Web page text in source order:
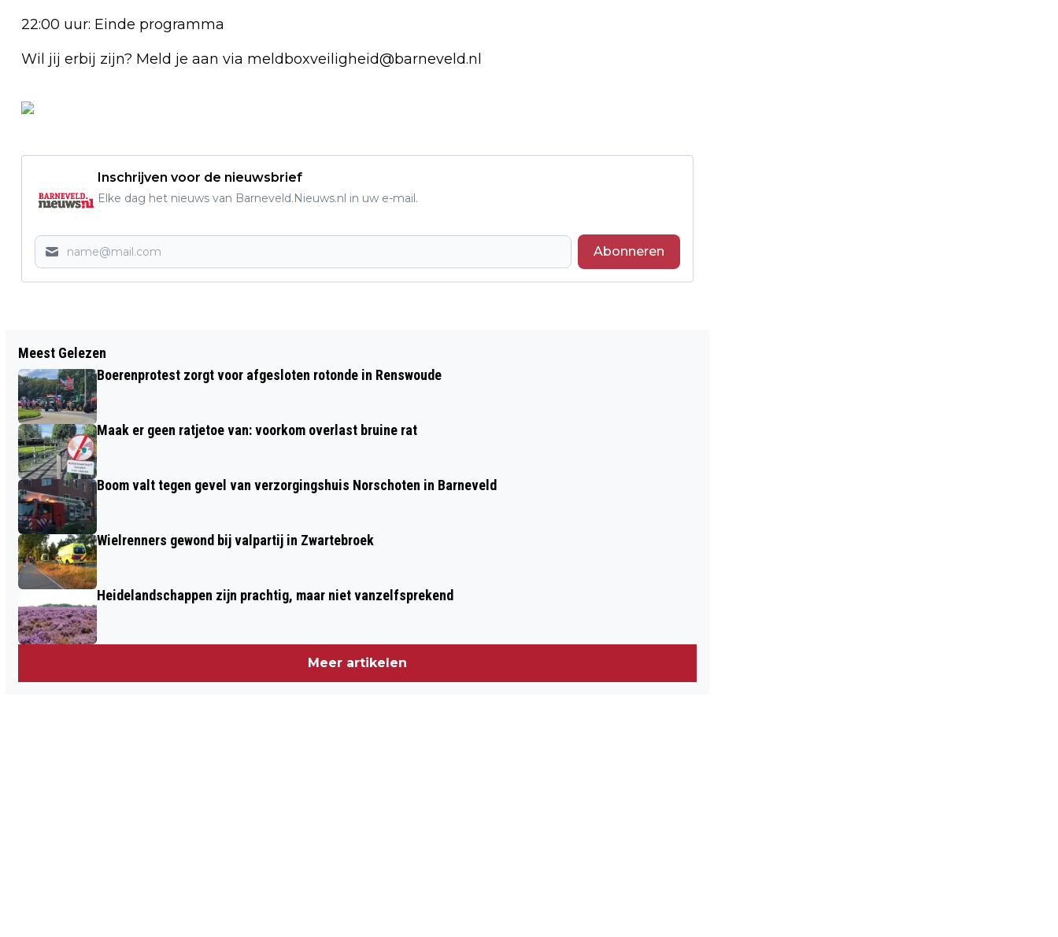
22:00 uur: Einde programma
Wil jij erbij zijn? Meld je aan via meldboxveiligheid@barneveld.nl
Inschrijven voor de nieuwsbrief
Elke dag het nieuws van Barneveld.Nieuws.nl in uw e-mail.
Abonneren
NEPLUVI: PLUIMVEESECTOR SPEELT
CRUCIALE ROL IN NEDERLANDSE
ECONOMIE
AUGMENTED REALITY BIJ
Meest Gelezen
Boerenprotest zorgt voor afgesloten rotonde in Renswoude
Maak er geen ratjetoe van: voorkom overlast bruine rat
Boom valt tegen gevel van verzorgingshuis Norschoten in Barneveld
Wielrenners gewond bij valpartij in Zwartebroek
Heidelandschappen zijn prachtig, maar niet vanzelfsprekend
Meer artikelen